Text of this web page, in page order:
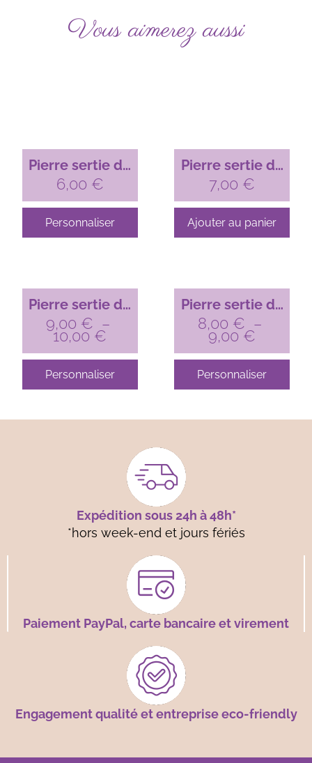
Vous aimerez aussi
Pierre sertie de
laiton marquise
ethnique doré –
22 mm x 16 mm
6,00 €
Personnaliser
Pierre sertie de
laiton goutte
chrysocolle doré
– 14 mm x 18
mm
7,00 €
Ajouter au panier
Pierre sertie de
laiton losange
argenté – 23 mm
x 18 mm
9,00 € –
10,00 €
Personnaliser
Pierre sertie de
laiton losange
doré – 23 mm x
18 mm
8,00 € –
9,00 €
Personnaliser
Expédition sous 24h à 48h*
*hors week-end et jours fériés
Paiement PayPal, carte bancaire et virement
Engagement qualité et entreprise eco-friendly